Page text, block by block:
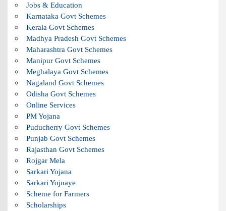
Jobs & Education
Karnataka Govt Schemes
Kerala Govt Schemes
Madhya Pradesh Govt Schemes
Maharashtra Govt Schemes
Manipur Govt Schemes
Meghalaya Govt Schemes
Nagaland Govt Schemes
Odisha Govt Schemes
Online Services
PM Yojana
Puducherry Govt Schemes
Punjab Govt Schemes
Rajasthan Govt Schemes
Rojgar Mela
Sarkari Yojana
Sarkari Yojnaye
Scheme for Farmers
Scholarships